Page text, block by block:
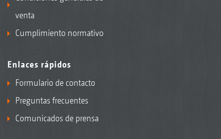
venta
Cumplimiento normativo
Enlaces rápidos
Formulario de contacto
Preguntas frecuentes
Comunicados de prensa